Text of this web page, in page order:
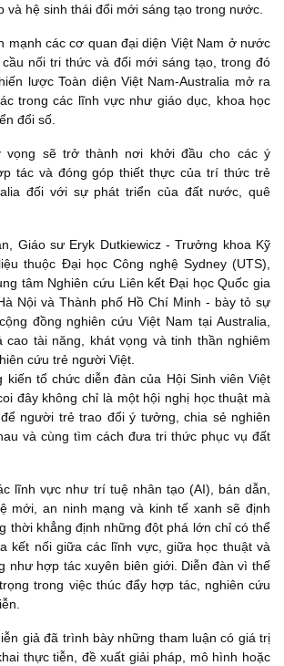
và hệ sinh thái đổi mới sáng tạo trong nước.
mạnh các cơ quan đại diện Việt Nam ở nước
nối tri thức và đổi mới sáng tạo, trong đó
lược Toàn diện Việt Nam-Australia mở ra
trong các lĩnh vực như giáo dục, khoa học
đổi số.
vọng sẽ trở thành nơi khởi đầu cho các ý
tác và đóng góp thiết thực của trí thức trẻ
đối với sự phát triển của đất nước, quê
Giáo sư Eryk Dutkiewicz - Trưởng khoa Kỹ
thuộc Đại học Công nghệ Sydney (UTS),
tâm Nghiên cứu Liên kết Đại học Quốc gia
Nội và Thành phố Hồ Chí Minh - bày tỏ sự
đồng nghiên cứu Việt Nam tại Australia,
cao tài năng, khát vọng và tinh thần nghiêm
cứu trẻ người Việt.
kiến tổ chức diễn đàn của Hội Sinh viên Việt
đây không chỉ là một hội nghị học thuật mà
người trẻ trao đổi ý tưởng, chia sẻ nghiên
và cùng tìm cách đưa tri thức phục vụ đất
lĩnh vực như trí tuệ nhân tạo (AI), bán dẫn,
mới, an ninh mạng và kinh tế xanh sẽ định
thời khẳng định những đột phá lớn chỉ có thể
kết nối giữa các lĩnh vực, giữa học thuật và
như hợp tác xuyên biên giới. Diễn đàn vì thế
trong việc thúc đẩy hợp tác, nghiên cứu
giả đã trình bày những tham luận có giá trị
thực tiễn, đề xuất giải pháp, mô hình hoặc